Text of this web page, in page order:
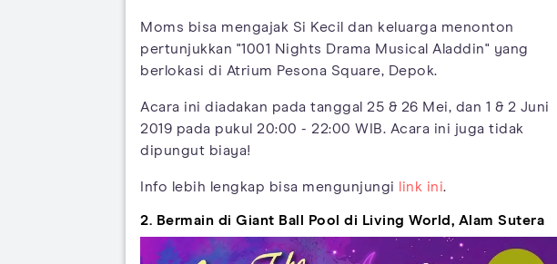
Moms bisa mengajak Si Kecil dan keluarga menonton
pertunjukkan "1001 Nights Drama Musical Aladdin" yang
berlokasi di Atrium Pesona Square, Depok.
Acara ini diadakan pada tanggal 25 & 26 Mei, dan 1 & 2 Juni
2019 pada pukul 20:00 - 22:00 WIB. Acara ini juga tidak
dipungut biaya!
Info lebih lengkap bisa mengunjungi link ini.
2. Bermain di Giant Ball Pool di Living World, Alam Sutera